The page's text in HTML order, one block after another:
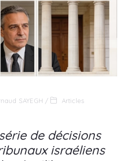
SAYEGH Articles
de décisions
israéliens